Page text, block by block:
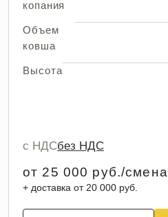
копания
Объем
ковша
Высота
с НДСбез НДС
от 25 000 руб./смена
+ доставка от 20 000 руб.